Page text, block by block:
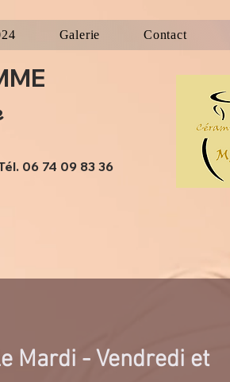
Galerie Contact
06 74 09 83 36
Mardi - Vendredi et